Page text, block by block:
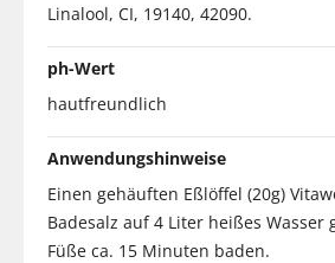
Linalool, CI, 19140, 42090.
ph-Wert
hautfreundlich
Anwendungshinweise
Einen gehäuften Eßlöffel (20g)
Badesalz auf 4 Liter heißes Wasser
Füße ca. 15 Minuten baden.